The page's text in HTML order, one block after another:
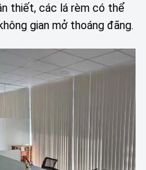
thiết, các lá rèm có thể
gian mở thoáng đãng.